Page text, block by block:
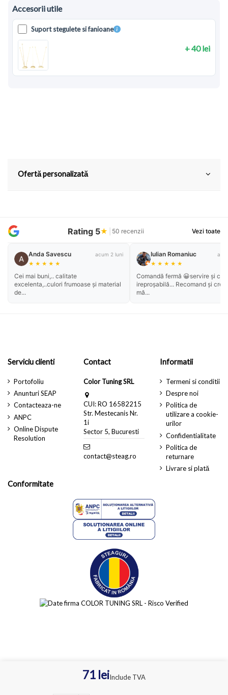
Accesorii utile
Suport stegulete si fanioane
+ 40 lei
71 leiInclude TVA
Ofertă personalizată
Rating 5★ 50 recenzii Vezi toate
Anda Savescu
★ ★ ★ ★ ★
acum 2 luni
Cei mai buni,.. calitate
excelenta,..culori frumoase și material
de...
Iulian Romaniuc
★ ★ ★ ★ ★
Comandă fermă 😀servire și
ireproșabilă... Recomand și cred
mă...
Serviciu clienti
Portofoliu
Anunturi SEAP
Contacteaza-ne
ANPC
Online Dispute
Resolution
Contact
Color Tuning SRL
CUI: RO 16582215
Str. Mestecanis Nr.
1i
Sector 5, Bucuresti
contact@steag.ro
Informatii
Termeni si conditii
Despre noi
Politica de
utilizare a cookie-
urilor
Confidentialitate
Politica de
returnare
Livrare si plată
Conformitate